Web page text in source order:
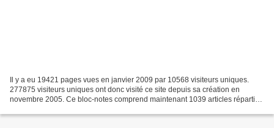
Il y a eu 19421 pages vues en janvier 2009 par 10568 visiteurs uniques.
277875 visiteurs uniques ont donc visité ce site depuis sa création en
novembre 2005. Ce bloc-notes comprend maintenant 1039 articles répartis